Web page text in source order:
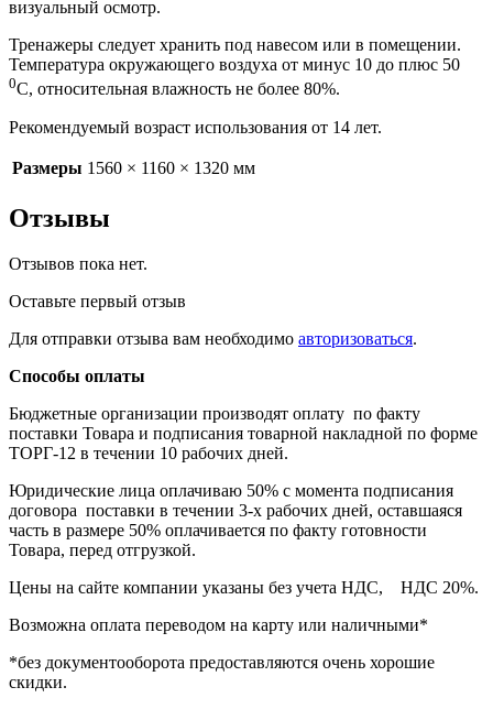
визуальный осмотр.
Тренажеры следует хранить под навесом или в помещении.
Температура окружающего воздуха от минус 10 до плюс 50
0С, относительная влажность не более 80%.
Рекомендуемый возраст использования от 14 лет.
Размеры 1560 × 1160 × 1320 мм
Отзывы
Отзывов пока нет.
Оставьте первый отзыв
Для отправки отзыва вам необходимо авторизоваться.
Способы оплаты
Бюджетные организации производят оплату по факту
поставки Товара и подписания товарной накладной по форме
ТОРГ-12 в течении 10 рабочих дней.
Юридические лица оплачиваю 50% с момента подписания
договора поставки в течении 3-х рабочих дней, оставшаяся
часть в размере 50% оплачивается по факту готовности
Товара, перед отгрузкой.
Цены на сайте компании указаны без учета НДС, НДС 20%.
Возможна оплата переводом на карту или наличными*
*без документооборота предоставляются очень хорошие
скидки.